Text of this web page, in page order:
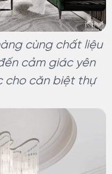
cùng chất liệu
cảm giác yên
cho căn biệt thự